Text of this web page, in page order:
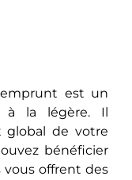
est un
à la légère. Il
global de votre
bénéficier
vous offrent des